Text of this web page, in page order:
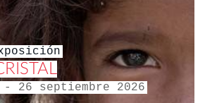
26 septiembre 2026